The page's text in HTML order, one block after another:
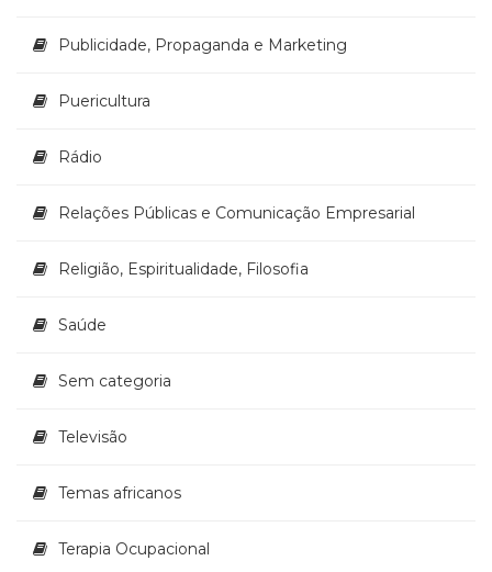
Publicidade, Propaganda e Marketing
Puericultura
Rádio
Relações Públicas e Comunicação Empresarial
Religião, Espiritualidade, Filosofia
Saúde
Sem categoria
Televisão
Temas africanos
Terapia Ocupacional